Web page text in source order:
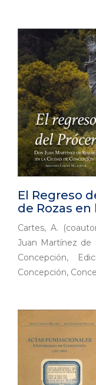
El Regreso
de Rozas
Cartes, A.
Juan Martínez de
Concepción,
Concepción,